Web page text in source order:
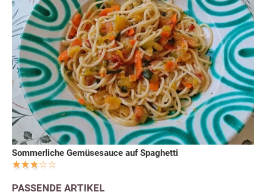
Sommerliche Gemüsesauce auf Spaghetti
PASSENDE ARTIKEL